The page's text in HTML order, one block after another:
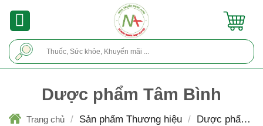
Dược phẩm Tâm Bình
Trang chủ / Sản phẩm Thương hiệu /
Dược phẩm